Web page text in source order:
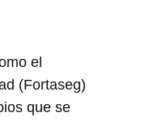
el
(Fortaseg)
que se